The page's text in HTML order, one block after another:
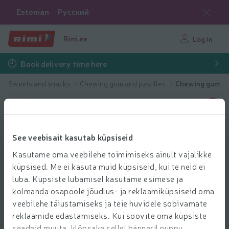
See veebisait kasutab küpsiseid
Kasutame oma veebilehe toimimiseks ainult vajalikke
küpsised. Me ei kasuta muid küpsiseid, kui te neid ei
luba. Küpsiste lubamisel kasutame esimese ja
kolmanda osapoole jõudlus- ja reklaamiküpsiseid oma
veebilehe täiustamiseks ja teie huvidele sobivamate
reklaamide edastamiseks. Kui soovite oma küpsiste
Estonian Русский
Rimi.ee Log in
Book delivery time here
Sweets and snacks Chewing gum and pastilles Chewing gum